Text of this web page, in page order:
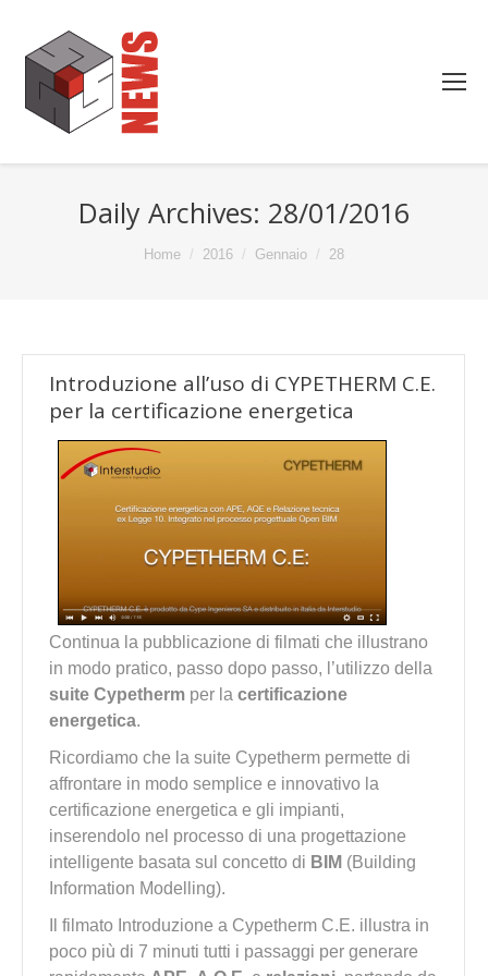
Daily Archives: 28/01/2016
Home 2016 Gennaio 28
Introduzione all’uso di CYPETHERM C.E.
per la certificazione energetica
Continua la pubblicazione di filmati che illustrano
in modo pratico, passo dopo passo, l’utilizzo della
suite Cypetherm per la certificazione
energetica.
Ricordiamo che la suite Cypetherm permette di
affrontare in modo semplice e innovativo la
certificazione energetica e gli impianti,
inserendolo nel processo di una progettazione
intelligente basata sul concetto di BIM (Building
Information Modelling).
Il filmato Introduzione a Cypetherm C.E. illustra in
poco più di 7 minuti tutti i passaggi per generare